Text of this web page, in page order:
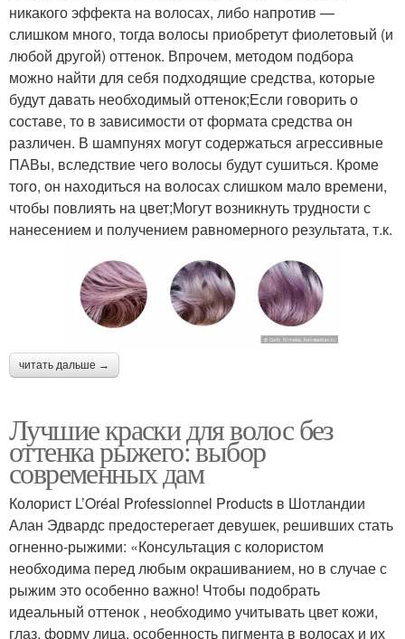
никакого эффекта на волосах, либо напротив —
слишком много, тогда волосы приобретут фиолетовый (и
любой другой) оттенок. Впрочем, методом подбора
можно найти для себя подходящие средства, которые
будут давать необходимый оттенок;Если говорить о
составе, то в зависимости от формата средства он
различен. В шампунях могут содержаться агрессивные
ПАВы, вследствие чего волосы будут сушиться. Кроме
того, он находиться на волосах слишком мало времени,
чтобы повлиять на цвет;Могут возникнуть трудности с
нанесением и получением равномерного результата, т.к.
читать дальше →
Лучшие краски для волос без
оттенка рыжего: выбор
современных дам
Колорист L’Oréal Professionnel Products в Шотландии
Алан Эдвардс предостерегает девушек, решивших стать
огненно-рыжими: «Консультация с колористом
необходима перед любым окрашиванием, но в случае с
рыжим это особенно важно! Чтобы подобрать
идеальный оттенок , необходимо учитывать цвет кожи,
глаз, форму лица, особенность пигмента в волосах и их